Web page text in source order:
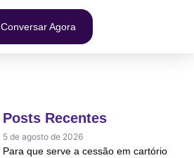
Conversar Agora
Posts Recentes
5 de agosto de 2026
Para que serve a cessão em cartório